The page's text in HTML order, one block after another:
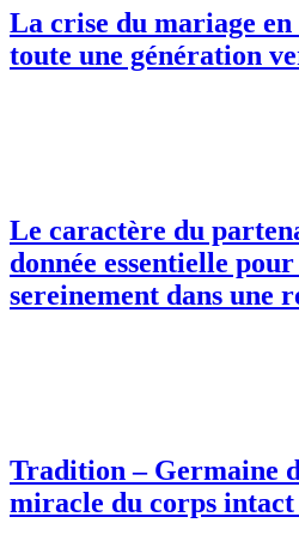
La crise du mariage en
toute une génération
Le caractère du
donnée essentielle pour
sereinement dans une
Tradition – Germaine
miracle du corps